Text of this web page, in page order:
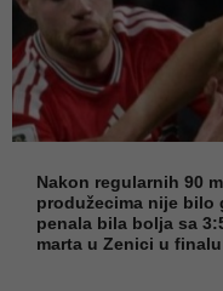
Nakon regularnih 90
produžecima nije bilo
penala bila bolja sa
marta u Zenici u